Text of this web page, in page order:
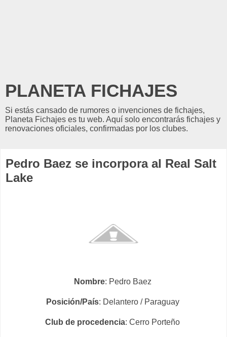
PLANETA FICHAJES
Si estás cansado de rumores o invenciones de fichajes,
Planeta Fichajes es tu web. Aquí solo encontrarás fichajes y
renovaciones oficiales, confirmadas por los clubes.
Pedro Baez se incorpora al Real Salt
Lake
Nombre: Pedro Baez
Posición/País: Delantero / Paraguay
Club de procedencia: Cerro Porteño